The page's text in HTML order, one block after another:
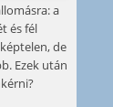
a
és fél
de
Ezek után